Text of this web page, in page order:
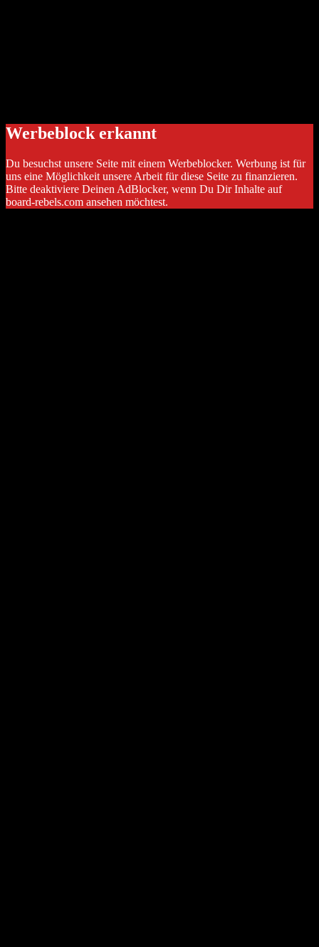
Werbeblock erkannt
Du besuchst unsere Seite mit einem Werbeblocker. Werbung ist für
uns eine Möglichkeit unsere Arbeit für diese Seite zu finanzieren.
Bitte deaktiviere Deinen AdBlocker, wenn Du Dir Inhalte auf
board-rebels.com ansehen möchtest.